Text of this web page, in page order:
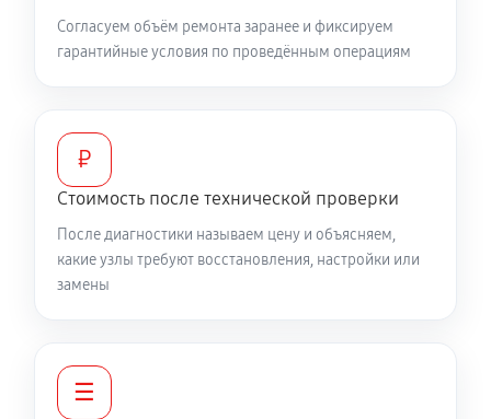
Согласуем объём ремонта заранее и фиксируем
гарантийные условия по проведённым операциям
₽
Стоимость после технической проверки
После диагностики называем цену и объясняем,
какие узлы требуют восстановления, настройки или
замены
☰